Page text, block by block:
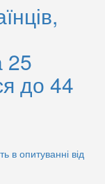
25
до 44